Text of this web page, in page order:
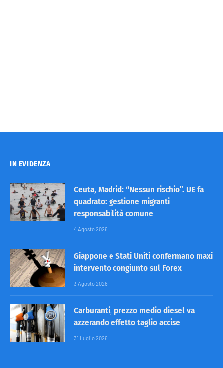
IN EVIDENZA
Ceuta, Madrid: “Nessun rischio”. UE fa
quadrato: gestione migranti
responsabilità comune
4 Agosto 2026
Giappone e Stati Uniti confermano maxi
intervento congiunto sul Forex
3 Agosto 2026
Carburanti, prezzo medio diesel va
azzerando effetto taglio accise
31 Luglio 2026